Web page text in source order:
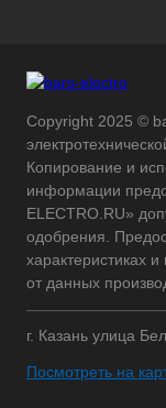
Copyright 2025 ©
Копирование и
информации
ELECTRO.RU»
одобрения.
характеристиках
от данных
г. Казань улица
Посмотреть на